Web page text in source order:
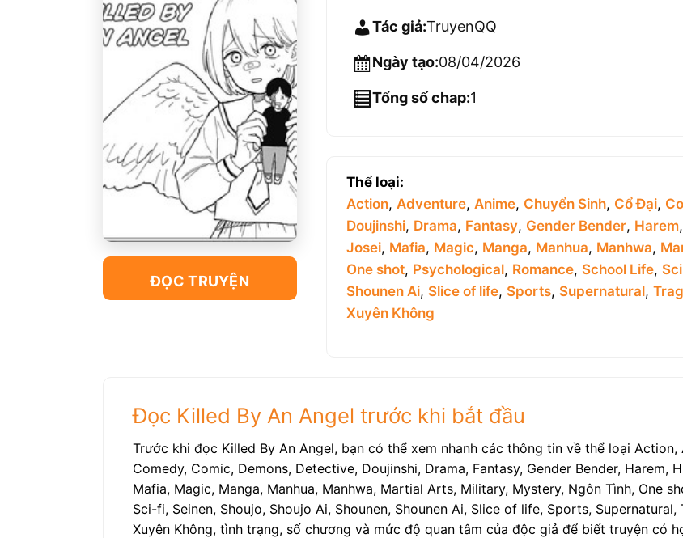
ĐỌC TRUYỆN
Tác giả:TruyenQQ
Ngày tạo:08/04/2026
Tổng số chap:1
Thể loại:
Action, Adventure, Anime, Chuyển Sinh, Cổ Đại,
Doujinshi, Drama, Fantasy, Gender Bender, Harem,
Josei, Mafia, Magic, Manga, Manhua, Manhwa,
One shot, Psychological, Romance, School Life,
Shounen Ai, Slice of life, Sports, Supernatural,
Xuyên Không
Đọc Killed By An Angel trước khi bắt đầu
Trước khi đọc Killed By An Angel, bạn có thể xem nhanh các thông tin về thể loại Action,
Comedy, Comic, Demons, Detective, Doujinshi, Drama, Fantasy, Gender Bender, Harem,
Mafia, Magic, Manga, Manhua, Manhwa, Martial Arts, Military, Mystery, Ngôn Tình, One
Sci-fi, Seinen, Shoujo, Shoujo Ai, Shounen, Shounen Ai, Slice of life, Sports,
Xuyên Không, tình trạng, số chương và mức độ quan tâm của độc giả để biết truyện có